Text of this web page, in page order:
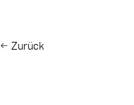
← Zurück